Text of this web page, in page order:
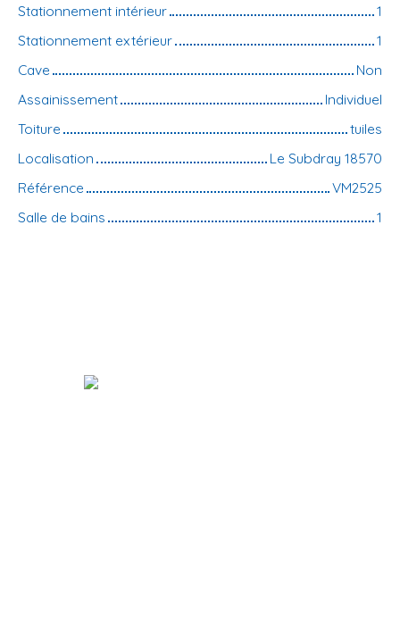
Stationnement intérieur
1
Stationnement extérieur
1
Cave
Non
Assainissement
Individuel
Toiture
tuiles
Localisation
Le Subdray 18570
Référence
VM2525
Salle de bains
1